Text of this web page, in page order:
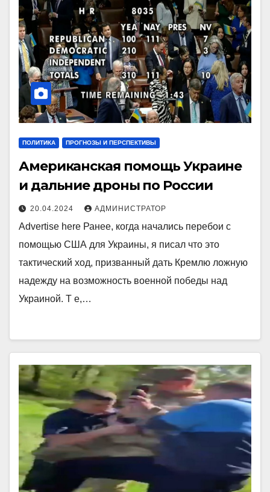
ПОЛИТИКА ПРОГНОЗЫ И ПЕРСПЕКТИВЫ
Американская помощь Украине
и дальние дроны по России
20.04.2024 АДМИНИСТРАТОР
Advertise here Ранее, когда начались перебои с
помощью США для Украины, я писал что это
тактический ход, призванный дать Кремлю ложную
надежду на возможность военной победы над
Украиной. Т е,…